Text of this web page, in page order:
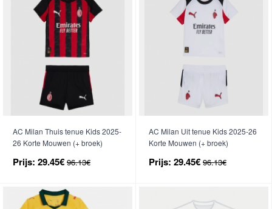
AC Milan Thuis tenue Kids 2025-
26 Korte Mouwen (+ broek)
Prijs: 29.45€ 96.13€
AC Milan Uit tenue Kids 2025-26
Korte Mouwen (+ broek)
Prijs: 29.45€ 96.13€